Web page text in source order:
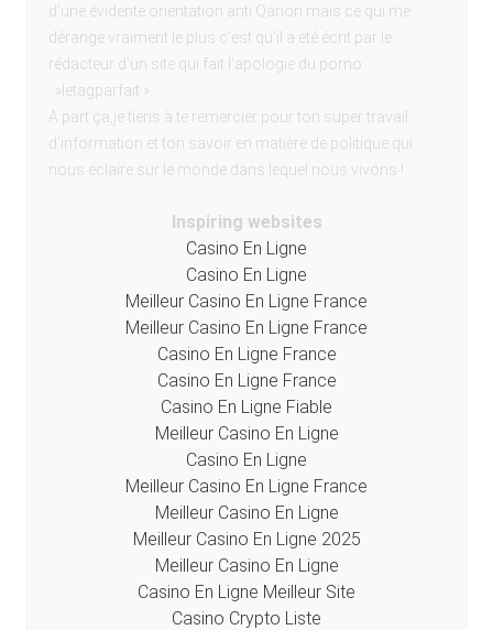
d’une évidente orientation anti Qanon mais ce qui me
dérange vraiment le plus c’est qu’il a été écrit par le
rédacteur d’un site qui fait l’apologie du porno
: »letagparfait »…
A part ça,je tiens à te remercier pour ton super travail
d’information et ton savoir en matière de politique qui
nous éclaire sur le monde dans lequel nous vivons !
Inspiring websites
Casino En Ligne
Casino En Ligne
Meilleur Casino En Ligne France
Meilleur Casino En Ligne France
Casino En Ligne France
Casino En Ligne France
Casino En Ligne Fiable
Meilleur Casino En Ligne
Casino En Ligne
Meilleur Casino En Ligne France
Meilleur Casino En Ligne
Meilleur Casino En Ligne 2025
Meilleur Casino En Ligne
Casino En Ligne Meilleur Site
Casino Crypto Liste